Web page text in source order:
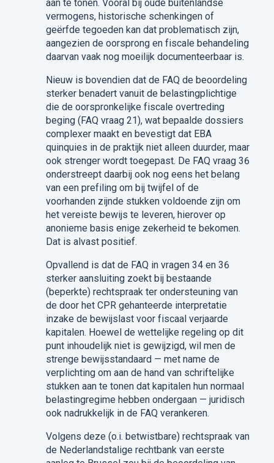
aan te tonen. Vooral bij oude buitenlandse
vermogens, historische schenkingen of
geërfde tegoeden kan dat problematisch zijn,
aangezien de oorsprong en fiscale behandeling
daarvan vaak nog moeilijk documenteerbaar is.
Nieuw is bovendien dat de FAQ de beoordeling
sterker benadert vanuit de belastingplichtige
die de oorspronkelijke fiscale overtreding
beging (FAQ vraag 21), wat bepaalde dossiers
complexer maakt en bevestigt dat EBA
quinquies in de praktijk niet alleen duurder, maar
ook strenger wordt toegepast. De FAQ vraag 36
onderstreept daarbij ook nog eens het belang
van een prefiling om bij twijfel of de
voorhanden zijnde stukken voldoende zijn om
het vereiste bewijs te leveren, hierover op
anonieme basis enige zekerheid te bekomen.
Dat is alvast positief.
Opvallend is dat de FAQ in vragen 34 en 36
sterker aansluiting zoekt bij bestaande
(beperkte) rechtspraak ter ondersteuning van
de door het CPR gehanteerde interpretatie
inzake de bewijslast voor fiscaal verjaarde
kapitalen. Hoewel de wettelijke regeling op dit
punt inhoudelijk niet is gewijzigd, wil men de
strenge bewijsstandaard — met name de
verplichting om aan de hand van schriftelijke
stukken aan te tonen dat kapitalen hun normaal
belastingregime hebben ondergaan — juridisch
ook nadrukkelijk in de FAQ verankeren.
Volgens deze (o.i. betwistbare) rechtspraak van
de Nederlandstalige rechtbank van eerste